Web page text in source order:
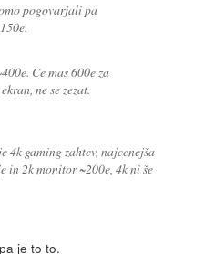
pogovarjali pa
Ce mas 600e za
ne se zezat.
4k gaming zahtev, najcenejša
in 2k monitor ~200e, 4k ni še
je to to.